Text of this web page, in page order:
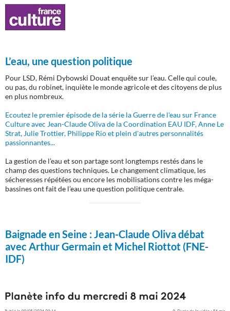
L’eau, une question politique
Pour LSD, Rémi Dybowski Douat enquête sur l’eau. Celle qui coule,
ou pas, du robinet, inquiète le monde agricole et des citoyens de plus
en plus nombreux.
Ecoutez le premier épisode de la série la Guerre de l'eau sur France
Culture avec Jean-Claude Oliva de la Coordination EAU IDF, Anne Le
Strat, Julie Trottier, Philippe Rio et plein d'autres personnalités
passionnantes...
La gestion de l’eau et son partage sont longtemps restés dans le
champ des questions techniques. Le changement climatique, les
sécheresses répétées ou encore les mobilisations contre les méga-
bassines ont fait de l’eau une question politique centrale.
Baignade en Seine :Jean-Claude Oliva débat
avec Arthur Germain et Michel Riottot (FNE-
IDF)